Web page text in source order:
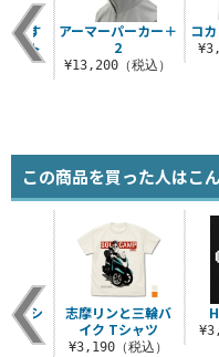
コ
きす
ジト
アーマーパーカー＋
2
¥13,200（税込）
この商品を買った人はこ
シ
込）
志摩リンと三輪バ
イク Tシャツ
¥3,190（税込）